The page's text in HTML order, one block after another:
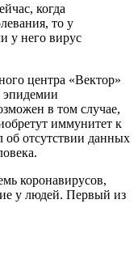
когда
то у
у него вирус
центра «Вектор»
эпидемии
в том случае,
иммунитет к
об отсутствии данных
коронавирусов,
у людей. Первый из